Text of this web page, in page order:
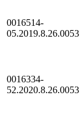
0016514-
05.2019.8.26.0053
0016334-
52.2020.8.26.0053